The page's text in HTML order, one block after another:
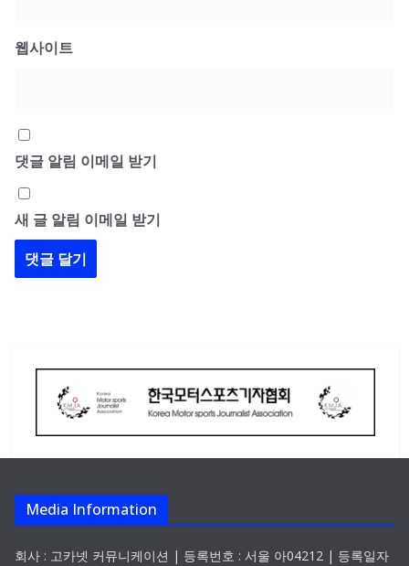
웹사이트
댓글 알림 이메일 받기
새 글 알림 이메일 받기
Media Information
회사 : 고카넷 커뮤니케이션 | 등록번호 : 서울 아04212 | 등록일자